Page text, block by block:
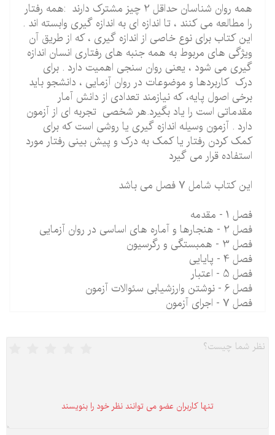
همه روان شناسان حداقل 2 چیز مشترک دارند :همه رفتار
را مطالعه می کنند ، تا اندازه ای به اندازه گیری وابسته اند .
این کتاب برای نوع خاصی از اندازه گیری ، که از طریق آن
ویژگی های مربوط به همه جنبه های رفتاری انسان اندازه
گیری می شود ، یعنی روان سنجی اهمیت دارد . برای
درک کاربردها و موضوعات در روان آزمایی ، دانشجو باید
برخی اصول پایه، که نیازمند تعدادی از دانش آمار
مقدماتی است را یاد بگیرد.هر شخصی تجربه ای از آزمون
دارد . آزمون وسیله اندازه گیری یا روشی است که برای
کمک کردن رفتار یا کمک به درک و پیش بینی رفتار مورد
استفاده قرار می گیرد
این کتاب شامل 7 فصل می باشد
فصل 1 - مقدمه
فصل 2 - هنجارها و آماره های اساسی در روان آزمایی
فصل 3 - همبستگی و رگرسیون
فصل 4 - پایایی
فصل 5 - اعتبار
فصل 6 - نوشتن وارزشیابی سئوالات آزمون
فصل 7 - اجرای آزمون
تنها كاربران عضو می توانند نظر خود را بنویسند